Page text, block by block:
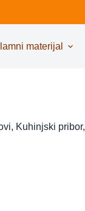
materijal
, Kuhinjski pribor,